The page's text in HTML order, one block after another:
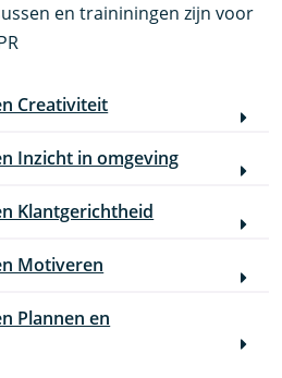
en traininingen zijn voor
Creativiteit
Inzicht in omgeving
Klantgerichtheid
Motiveren
Plannen en